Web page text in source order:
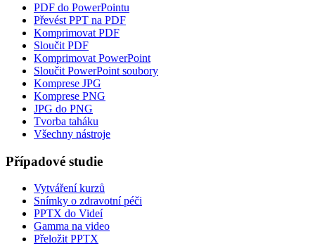
PDF do PowerPointu
Převést PPT na PDF
Komprimovat PDF
Sloučit PDF
Komprimovat PowerPoint
Sloučit PowerPoint soubory
Komprese JPG
Komprese PNG
JPG do PNG
Tvorba taháku
Všechny nástroje
Případové studie
Vytváření kurzů
Snímky o zdravotní péči
PPTX do Videí
Gamma na video
Přeložit PPTX